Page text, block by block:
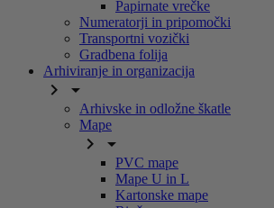
Papirnate vrečke
Numeratorji in pripomočki
Transportni vozički
Gradbena folija
Arhiviranje in organizacija
 
Arhivske in odložne škatle
Mape
 
PVC mape
Mape U in L
Kartonske mape